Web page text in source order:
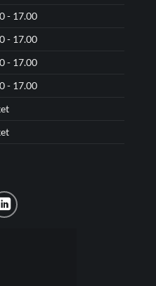
- 17.00
- 17.00
- 17.00
- 17.00